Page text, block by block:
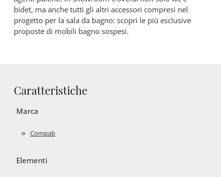
bidet, ma anche tutti gli altri accessori compresi nel
progetto per la sala da bagno: scopri le più esclusive
proposte di mobili bagno sospesi.
Caratteristiche
Marca
Compab
Elementi